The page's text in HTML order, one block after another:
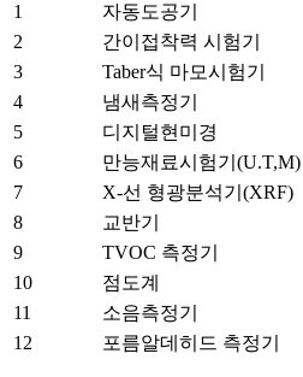
1
자동도공기
2
간이접착력 시험기
3
Taber식 마모시험기
4
냄새측정기
5
디지털현미경
6
만능재료시험기(U.T,M)
7
X-선 형광분석기(XRF)
8
교반기
9
TVOC 측정기
10
점도계
11
소음측정기
12
포름알데히드 측정기